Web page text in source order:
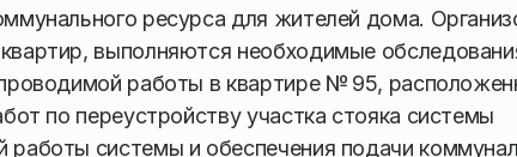
ресурса для жителей дома.
выполняются необходимые
работы в квартире № 95,
по переустройству участка стояка системы
системы и обеспечения подачи